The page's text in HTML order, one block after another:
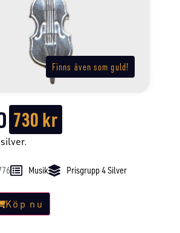
Finns även som guld!
730kr
Musik Prisgrupp 4 Silver
Köp nu